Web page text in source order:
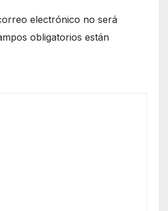
electrónico no será
obligatorios están